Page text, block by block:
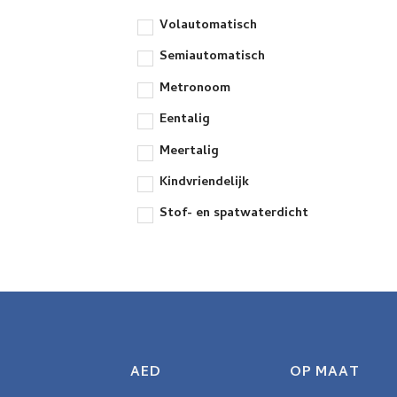
Volautomatisch
Semiautomatisch
Metronoom
Eentalig
Meertalig
Kindvriendelijk
Stof- en spatwaterdicht
AED OP MAAT